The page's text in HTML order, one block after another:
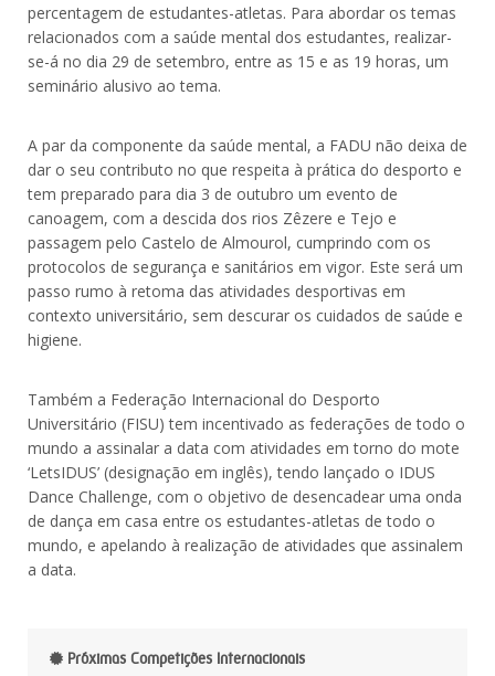
percentagem de estudantes-atletas. Para abordar os temas
relacionados com a saúde mental dos estudantes, realizar-
se-á no dia 29 de setembro, entre as 15 e as 19 horas, um
seminário alusivo ao tema.
A par da componente da saúde mental, a FADU não deixa de
dar o seu contributo no que respeita à prática do desporto e
tem preparado para dia 3 de outubro um evento de
canoagem, com a descida dos rios Zêzere e Tejo e
passagem pelo Castelo de Almourol, cumprindo com os
protocolos de segurança e sanitários em vigor. Este será um
passo rumo à retoma das atividades desportivas em
contexto universitário, sem descurar os cuidados de saúde e
higiene.
Também a Federação Internacional do Desporto
Universitário (FISU) tem incentivado as federações de todo o
mundo a assinalar a data com atividades em torno do mote
‘LetsIDUS’ (designação em inglês), tendo lançado o IDUS
Dance Challenge, com o objetivo de desencadear uma onda
de dança em casa entre os estudantes-atletas de todo o
mundo, e apelando à realização de atividades que assinalem
a data.
Próximas Competições Internacionais